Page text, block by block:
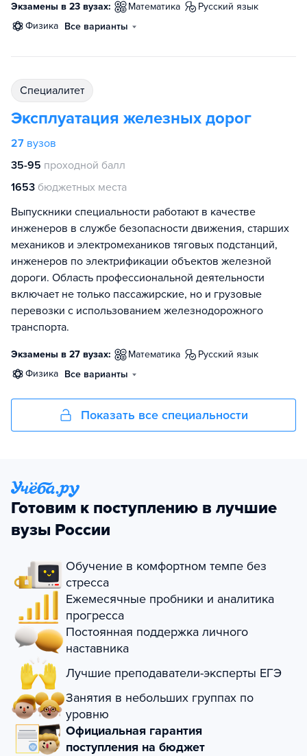
Экзамены в 23 вузах: математика
русский язык
физика Все варианты
специалитет
Эксплуатация железных дорог
27 вузов
35-95 проходной балл
1653 бюджетных места
Выпускники специальности работают в качестве
инженеров в службе безопасности движения, старших
механиков и электромехаников тяговых подстанций,
инженеров по электрификации объектов железной
дороги. Область профессиональной деятельности
включает не только пассажирские, но и грузовые
перевозки с использованием железнодорожного
транспорта.
Экзамены в 27 вузах: математика
русский язык
физика Все варианты
Показать все специальности
Готовим к поступлению в лучшие
вузы России
Обучение в комфортном темпе без
стресса
Ежемесячные пробники и аналитика
прогресса
Постоянная поддержка личного
наставника
Лучшие преподаватели-эксперты ЕГЭ
Занятия в небольших группах по
уровню
Официальная гарантия
поступления на бюджет